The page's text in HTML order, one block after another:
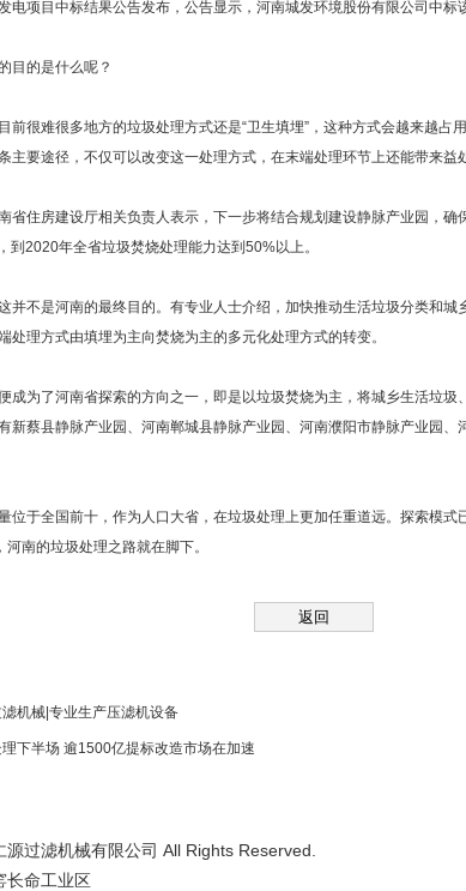
电项目中标结果公告发布，公告显示，河南城发环境股份有限公司中标
的是什么呢？
很难很多地方的垃圾处理方式还是“卫生填埋”，这种方式会越来越占
主要途径，不仅可以改变这一处理方式，在末端处理环节上还能带来益处
住房建设厅相关负责人表示，下一步将结合规划建设静脉产业园，确
到2020年全省垃圾焚烧处理能力达到50%以上。
不是河南的最终目的。有专业人士介绍，加快推动生活垃圾分类和城
处理方式由填埋为主向焚烧为主的多元化处理方式的转变。
为了河南省探索的方向之一，即是以垃圾焚烧为主，将城乡生活垃圾
新蔡县静脉产业园、河南郸城县静脉产业园、河南濮阳市静脉产业园
于全国前十，作为人口大省，在垃圾处理上更加任重道远。探索模式
河南的垃圾处理之路就在脚下。
机械|专业生产压滤机设备
下半场 逾1500亿提标改造市场在加速
过滤机械有限公司 All Rights Reserved.
长命工业区